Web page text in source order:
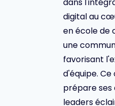
digital au
en école de
une
favorisant
d'équipe.
prépare ses
leaders